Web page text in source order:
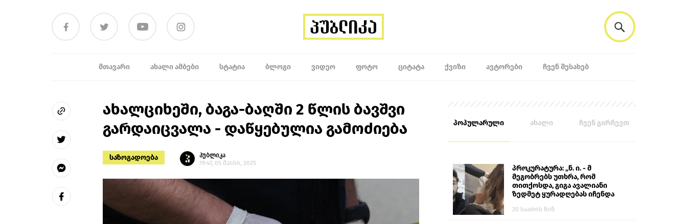
ᲛᲗᲐᲕᲐᲠᲘ ᲐᲮᲐᲚᲘ ᲐᲛᲑᲔᲑᲘ ᲡᲢᲐᲢᲘᲐ ᲑᲚᲝᲒᲘ ᲕᲘᲓᲔᲝ ᲤᲝᲢᲝ ᲪᲘᲢᲐᲢᲐ ᲥᲕᲘᲖᲘ ᲐᲕᲢᲝᲠᲔᲑᲘ ᲩᲕᲔᲜ ᲨᲔᲡᲐᲮᲔᲑ
ახალციხეში, ბაგა-ბაღში 2 წლის ბავშვი
გარდაიცვალა - დაწყებულია გამოძიება
საზოგადოება
პუბლიკა
19:47, 05 მაისი, 2025
პოპულარული ახალი ჩვენ გირჩევთ
პროკურატურა: „ნ. ი. - მ
მეგობრებს უთხრა, რომ
თითქოსდა, გიგა ავალიანი
ზედმეტ ყურადღებას იჩენდა
ალექსანდრე გაბაშვილი
20 საათის წინ